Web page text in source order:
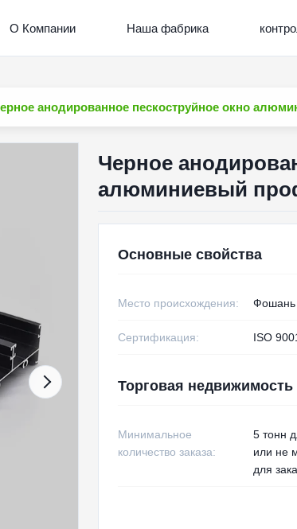
О Компании Наша фабрика
анодированное пескоструйное окно
Черное
алюминиевый
Основные свойства
Место происхождения: Фошань
Сертификация: ISO
Торговая недвижимость
Минимальное
количество заказа:
5 тонн
или не
для